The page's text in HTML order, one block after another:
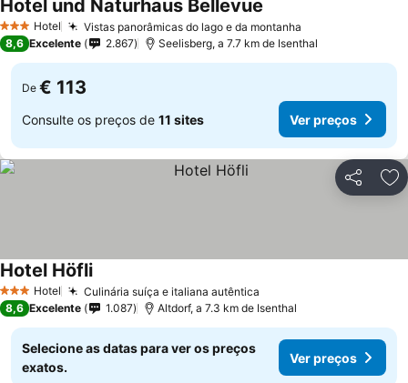
3 EstrelasHotel Vistas panorâmicas do lago e da montanha
Hotel und Naturhaus Bellevue
8,6 Excelente 2.867 Seelisberg, a 7.7 km de Isenthal
De € 113
Consulte os preços de 11 sites Ver preços
Partilhar
3 EstrelasHotel Culinária suíça e italiana autêntica
Hotel Höfli
8,6 Excelente 1.087 Altdorf, a 7.3 km de Isenthal
Selecione as datas para ver os preços
exatos.
Ver preços